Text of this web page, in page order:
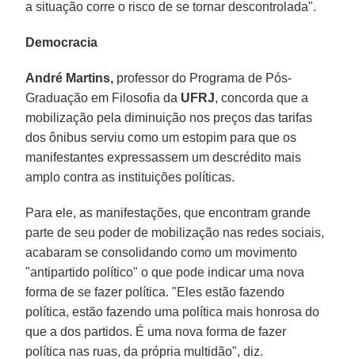
a situação corre o risco de se tornar descontrolada".
Democracia
André Martins, professor do Programa de Pós-
Graduação em Filosofia da UFRJ, concorda que a
mobilização pela diminuição nos preços das tarifas
dos ônibus serviu como um estopim para que os
manifestantes expressassem um descrédito mais
amplo contra as instituições políticas.
Para ele, as manifestações, que encontram grande
parte de seu poder de mobilização nas redes sociais,
acabaram se consolidando como um movimento
"antipartido político" o que pode indicar uma nova
forma de se fazer política. "Eles estão fazendo
política, estão fazendo uma política mais honrosa do
que a dos partidos. É uma nova forma de fazer
política nas ruas, da própria multidão", diz.